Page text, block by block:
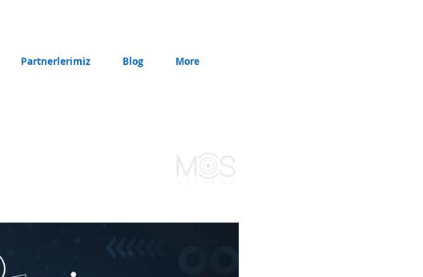
Partnerlerimiz Blog More